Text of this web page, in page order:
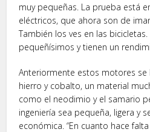
muy pequeñas. La prueba está
eléctricos, que ahora son de
También los ves en las
pequeñísimos y tienen un
Anteriormente estos motores se
hierro y cobalto, un material
como el neodimio y el samario
ingeniería sea pequeña, ligera y
económica. “En cuanto hace